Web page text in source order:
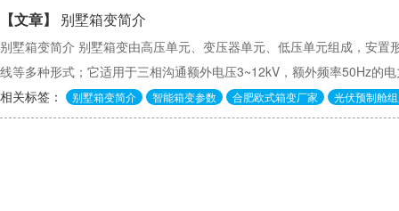
【文章】 别墅箱变简介
别墅箱变简介 别墅箱变由高压单元、变压器单元、低压单元组成，安
线等多种形式；它适用于三相沟通额外电压3~12kV，额外频率50Hz的
相关标签：
别墅箱变简介 智能箱变参数 合肥欧式箱变厂家 光伏预制舱